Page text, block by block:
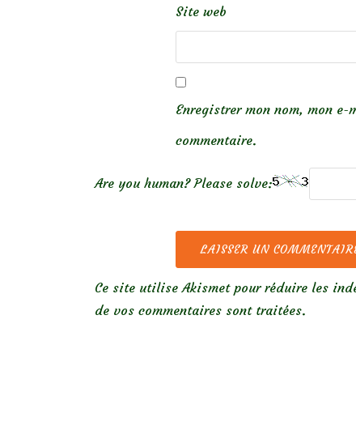
Site web
Enregistrer mon nom, mon
commentaire.
Are you human? Please solve:
Ce site utilise Akismet pour réduire les
de vos commentaires sont traitées.